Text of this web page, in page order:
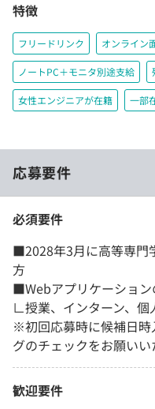
特徴
フリードリンク オンライン
ノートPC＋モニタ別途支給
女性エンジニアが在籍 一部
応募要件
必須要件
■2028年3月に高等専門
方
■Webアプリケーション
∟授業、インターン、個
※初回応募時に候補日時
グのチェックをお願いい
歓迎要件